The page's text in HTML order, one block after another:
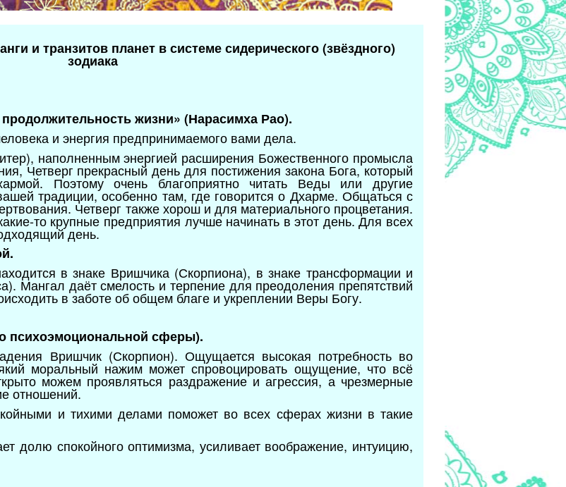
и транзитов планет в системе сидерического (звёздного)
зодиака
жизни» (Нарасимха Рао).
и энергия предпринимаемого вами дела.
наполненным энергией расширения Божественного промысла
Четверг прекрасный день для постижения закона Бога, который
Поэтому очень благоприятно читать Веды или другие
традиции, особенно там, где говорится о Дхарме. Общаться с
Четверг также хорош и для материального процветания.
то крупные предприятия лучше начинать в этот день. Для всех
день.
в знаке Вришчика (Скорпиона), в знаке трансформации и
Мангал даёт смелость и терпение для преодоления препятствий
в заботе об общем благе и укреплении Веры Богу.
психоэмоциональной сферы).
Вришчик (Скорпион). Ощущается высокая потребность во
моральный нажим может спровоцировать ощущение, что всё
можем проявляться раздражение и агрессия, а чрезмерные
отношений.
и тихими делами поможет во всех сферах жизни в такие
долю спокойного оптимизма, усиливает воображение, интуицию,